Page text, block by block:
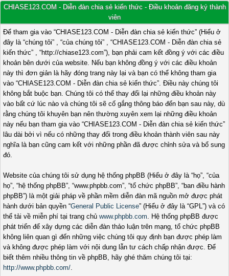
CHIASE123.COM - Diễn đàn chia sẻ kiến thức - Điều khoản đăng ký thành
viên
Để tham gia vào “CHIASE123.COM - Diễn đàn chia sẻ kiến thức” (Hiểu ở
đây là “chúng tôi” , “của chúng tôi” , “CHIASE123.COM - Diễn đàn chia sẻ
kiến thức” , “http://chiase123.com”), bạn phải cam kết đồng ý với các điều
khoản bên dưới của website. Nếu bạn không đồng ý với các điều khoản
này thì đơn giản là hãy đóng trang này lại và bạn có thể không tham gia
vào “CHIASE123.COM - Diễn đàn chia sẻ kiến thức”. Điều này chúng tôi
không bắt buộc bạn. Chúng tôi có thể thay đổi lại những điều khoản này
vào bất cứ lúc nào và chúng tôi sẽ cố gắng thông báo đến bạn sau này, dù
rằng chúng tôi khuyên bạn nên thường xuyên xem lại những điều khoản
này nếu bạn tham gia vào “CHIASE123.COM - Diễn đàn chia sẻ kiến thức”
lâu dài bởi vì nếu có những thay đổi trong điều khoản thành viên sau này
nghĩa là bạn cũng cam kết với những phần đã được chỉnh sửa và bổ sung
đó.
Website của chúng tôi sử dụng hệ thống phpBB (Hiểu ở đây là “họ”, “của
họ”, “hệ thống phpBB”, “www.phpbb.com”, “tổ chức phpBB”, “ban điều hành
phpBB”) là một giải pháp về phần mềm diễn đàn mã nguồn mở được phát
hành dưới bản quyền “General Public License” (Hiểu ở đây là “GPL”) và có
thể tải về miễn phí tại trang chủ www.phpbb.com. Hệ thống phpBB được
phát triển để xây dựng các diễn đàn thảo luận trên mạng, tổ chức phpBB
không liên quan gì đến những việc chúng tôi quy định bạn được phép làm
và không được phép làm với nội dung lẫn tư cách chấp nhận được. Để
biết thêm nhiều thông tin về phpBB, hãy ghé thăm chúng tôi tại:
http://www.phpbb.com/.